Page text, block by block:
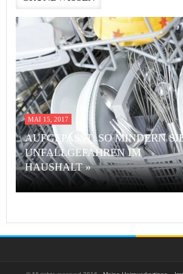
MAI 15, 2017
AUFGEPASST: SO MINDERN
UNFALLGEFAHREN IM
HAUSHALT »